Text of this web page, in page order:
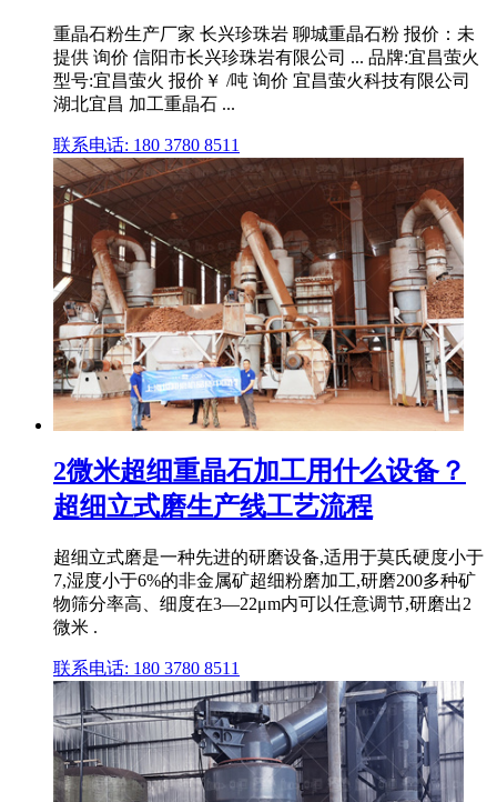
重晶石粉生产厂家 长兴珍珠岩 聊城重晶石粉 报价：未
提供 询价 信阳市长兴珍珠岩有限公司 ... 品牌:宜昌萤火
型号:宜昌萤火 报价￥ /吨 询价 宜昌萤火科技有限公司
湖北宜昌 加工重晶石 ...
联系电话: 180 3780 8511
2微米超细重晶石加工用什么设备？
超细立式磨生产线工艺流程
超细立式磨是一种先进的研磨设备,适用于莫氏硬度小于
7,湿度小于6%的非金属矿超细粉磨加工,研磨200多种矿
物筛分率高、细度在3—22μm内可以任意调节,研磨出2
微米 .
联系电话: 180 3780 8511